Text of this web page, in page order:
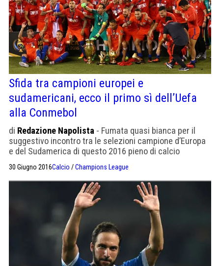
Sfida tra campioni europei e
sudamericani, ecco il primo sì dell’Uefa
alla Conmebol
di Redazione Napolista - Fumata quasi bianca per il
suggestivo incontro tra le selezioni campione d’Europa
e del Sudamerica di questo 2016 pieno di calcio
il Cile ormai domenica scorsa, il 10 luglio conosceremo
invece la squadra che succederà alla Spagna nell’albo
d’oro dell’Europeo. Intanto, però, prende forma l’idea
lanciata qualche […]
30 Giugno 2016Calcio /Champions League